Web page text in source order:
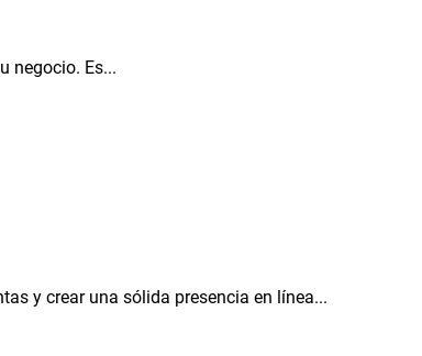
negocio. Es...
y crear una sólida presencia en línea...